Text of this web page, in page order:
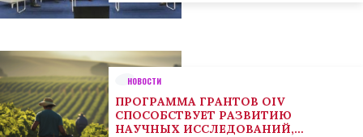
НОВОСТИ
ПРОГРАММА ГРАНТОВ OIV
СПОСОБСТВУЕТ РАЗВИТИЮ
НАУЧНЫХ ИССЛЕДОВАНИЙ,